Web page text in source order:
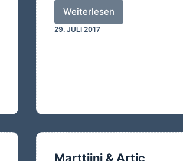
Weiterlesen
Ukonjärvi
29. JULI 2017
Marttiini & Artic